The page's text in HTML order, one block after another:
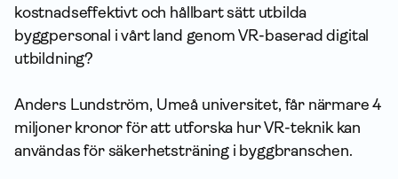
kostnadseffektivt och hållbart sätt utbilda
byggpersonal i vårt land genom VR-baserad digital
utbildning?
Anders Lundström, Umeå universitet, får närmare 4
miljoner kronor för att utforska hur VR-teknik kan
användas för säkerhetsträning i byggbranschen.